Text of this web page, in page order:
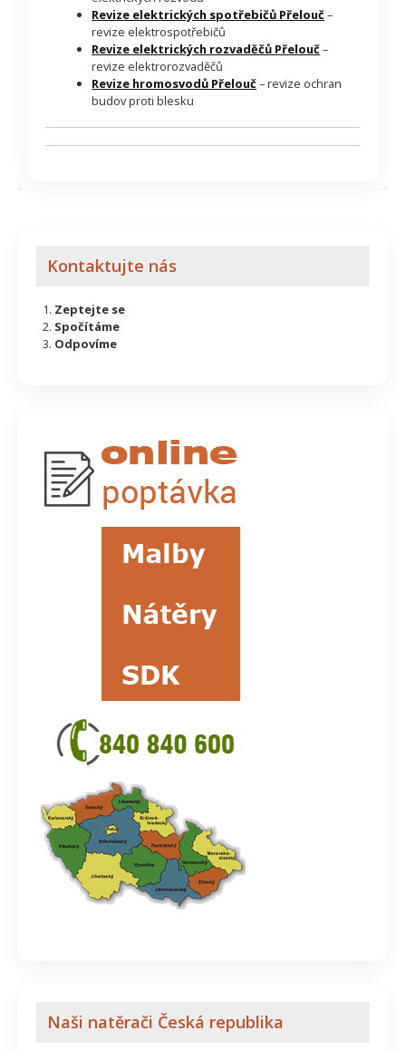
Revize elektrických spotřebičů Přelouč–
revize elektrospotřebičů
Revize elektrických rozvaděčů Přelouč–
revize elektrorozvaděčů
Revize hromosvodů Přelouč– revize ochran
budov proti blesku
Kontaktujte nás
Zeptejte se
Spočítáme
Odpovíme
Naši natěrači Česká republika